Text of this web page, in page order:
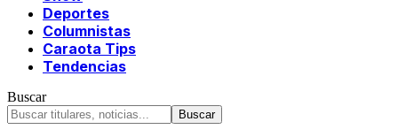
Deportes
Columnistas
Caraota Tips
Tendencias
Buscar